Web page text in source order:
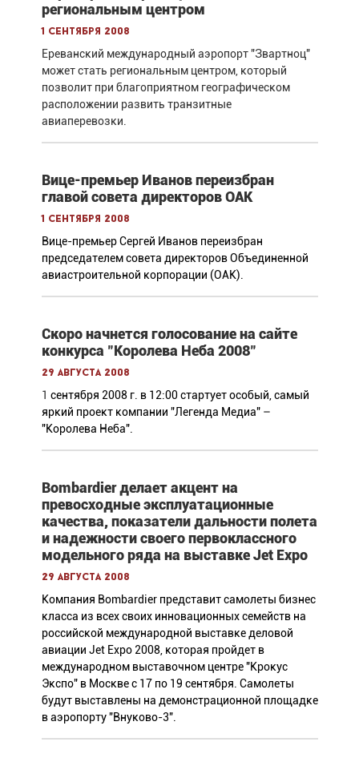
региональным центром
1 сентября 2008
Ереванский международный аэропорт "Звартноц"
может стать региональным центром, который
позволит при благоприятном географическом
расположении развить транзитные
авиаперевозки.
Вице-премьер Иванов переизбран
главой совета директоров ОАК
1 сентября 2008
Вице-премьер Сергей Иванов переизбран
председателем совета директоров Объединенной
авиастроительной корпорации (ОАК).
Скоро начнется голосование на сайте
конкурса "Королева Неба 2008"
29 августа 2008
1 сентября 2008 г. в 12:00 стартует особый, самый
яркий проект компании "Легенда Медиа" –
"Королева Неба".
Bombardier делает акцент на
превосходные эксплуатационные
качества, показатели дальности полета
и надежности своего первоклассного
модельного ряда на выставке Jet Expo
29 августа 2008
Компания Bombardier представит самолеты бизнес
класса из всех своих инновационных семейств на
российской международной выставке деловой
авиации Jet Expo 2008, которая пройдет в
международном выставочном центре "Крокус
Экспо" в Москве с 17 по 19 сентября. Самолеты
будут выставлены на демонстрационной площадке
в аэропорту "Внуково-3".